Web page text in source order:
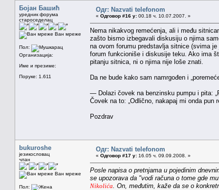
Бојан Башић
уредник форума
староседелац
Ван мреже
Пол:
Организација:
Име и презиме:
Поруке: 1.611
Одг: Nazvati telefonom
« Одговор #16 у: 00.18 ч. 10.07.2007. »
Nema nikakvog remećenja, ali i među
zašto bismo izbegavali diskusiju o njima
na ovom forumu predstavlja sitnice (svima
forum funkcioniše i diskusije teku. Ako ima
pitanju sitnica, ni o njima nije loše znati.
Da ne bude kako sam namrgođen i
— Dolazi čovek na benzinsku pumpu i pita:
Čovek na to: „Odlično, nakapaj mi onda pun
Pozdrav
bukuroshe
језикословац
члан
Ван мреже
Пол:
Одг: Nazvati telefonom
« Одговор #17 у: 16.05 ч. 09.09.2008. »
Posle napisa o pretnjama u pojedinim
se upozorava da "vodi računa o tome gde
Nikolića . On, međutim, kaže da se o